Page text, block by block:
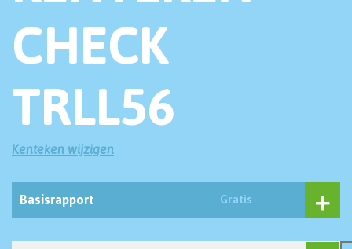
CHECK
TRLL56
Kenteken wijzigen
Basisrapport Gratis